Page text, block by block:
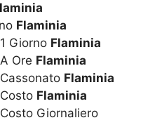
Flaminia
Giorno Flaminia
Ore Flaminia
Flaminia
Flaminia
Giornaliero